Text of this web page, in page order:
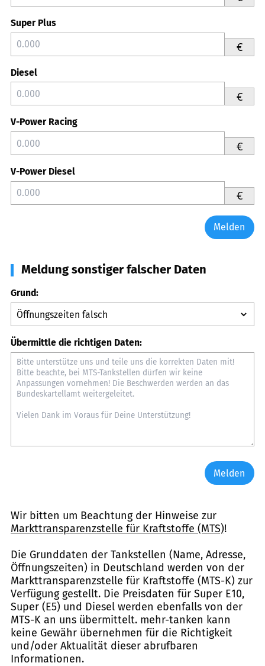
Super Plus
€
Diesel
€
V-Power Racing
€
V-Power Diesel
€
Melden
Meldung sonstiger falscher Daten
Grund:
Übermittle die richtigen Daten:
Melden
Wir bitten um Beachtung der Hinweise zur
Markttransparenzstelle für Kraftstoffe (MTS)!
Die Grunddaten der Tankstellen (Name, Adresse,
Öffnungszeiten) in Deutschland werden von der
Markttransparenzstelle für Kraftstoffe (MTS-K) zur
Verfügung gestellt. Die Preisdaten für Super E10,
Super (E5) und Diesel werden ebenfalls von der
MTS-K an uns übermittelt. mehr-tanken kann
keine Gewähr übernehmen für die Richtigkeit
und/oder Aktualität dieser abrufbaren
Informationen.